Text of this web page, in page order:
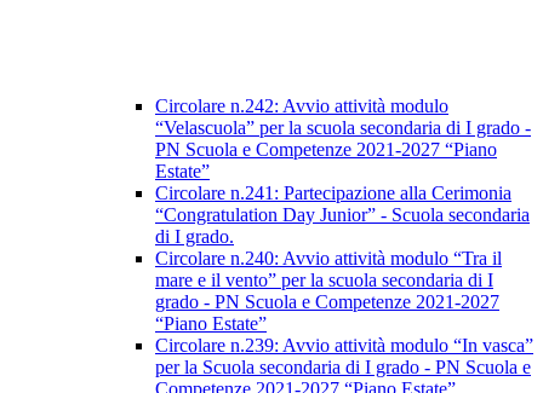
Circolare n.242: Avvio attività modulo
“Velascuola” per la scuola secondaria di I grado -
PN Scuola e Competenze 2021-2027 “Piano
Estate”
Circolare n.241: Partecipazione alla Cerimonia
“Congratulation Day Junior” - Scuola secondaria
di I grado.
Circolare n.240: Avvio attività modulo “Tra il
mare e il vento” per la scuola secondaria di I
grado - PN Scuola e Competenze 2021-2027
“Piano Estate”
Circolare n.239: Avvio attività modulo “In vasca”
per la Scuola secondaria di I grado - PN Scuola e